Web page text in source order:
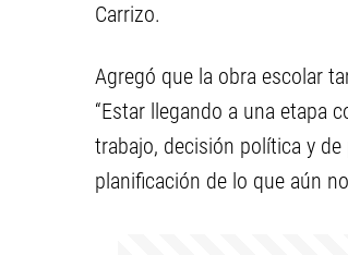
Carrizo.
Agregó que la obra escolar
“Estar llegando a una etapa
trabajo, decisión política y
planificación de lo que aún